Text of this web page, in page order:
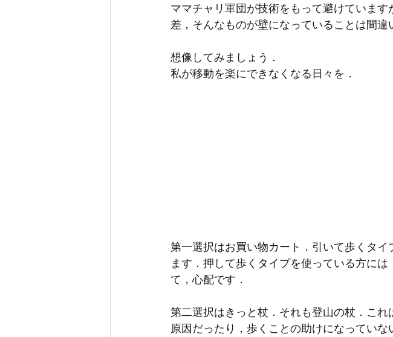
ママチャリ軍団が技術をもって避けていま
差，そんなものが壁になっていることは間違
想像してみましょう．
私が移動を楽にできなくなる日々を．
第一選択はお買い物カート．引いて歩くタ
ます．押して歩くタイプを使っている方に
て，心配です．
第二選択はきっと杖．それも登山の杖．こ
原因だったり，歩くことの助けになっていな